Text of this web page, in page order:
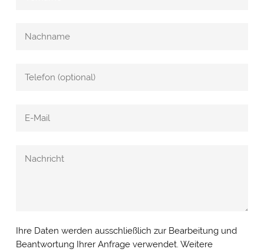
Ihre Daten werden ausschließlich zur Bearbeitung und
Beantwortung Ihrer Anfrage verwendet. Weitere